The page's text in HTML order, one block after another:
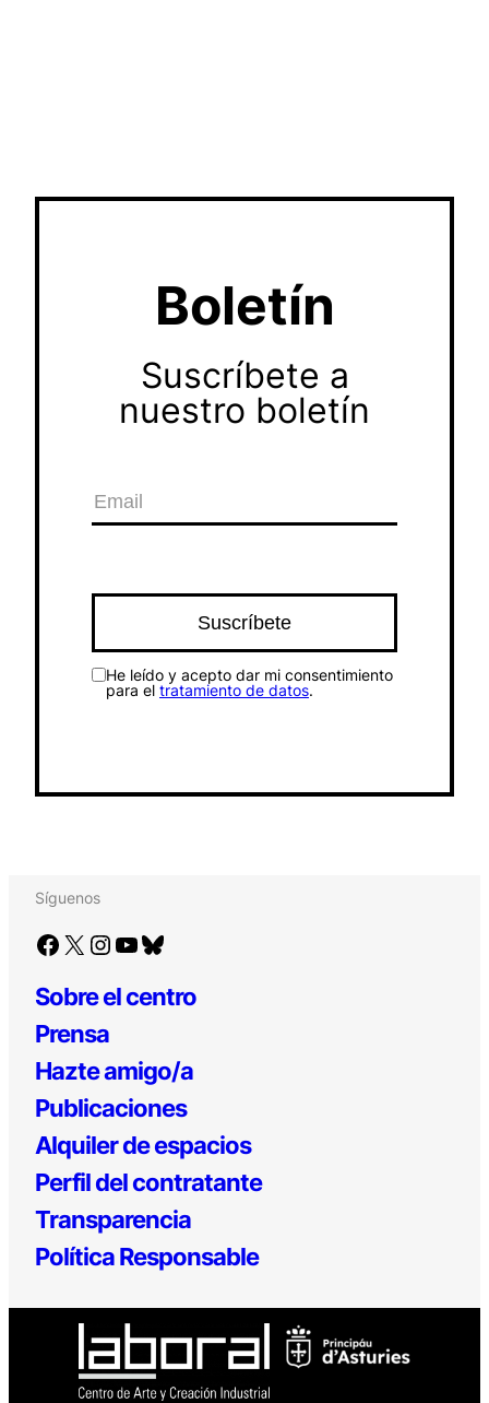
Boletín
Suscríbete a
nuestro boletín
He leído y acepto dar mi consentimiento
para el tratamiento de datos.
Síguenos
Facebook X Instagram YouTube Bluesky
Sobre el centro
Prensa
Hazte amigo/a
Publicaciones
Alquiler de espacios
Perfil del contratante
Transparencia
Política Responsable